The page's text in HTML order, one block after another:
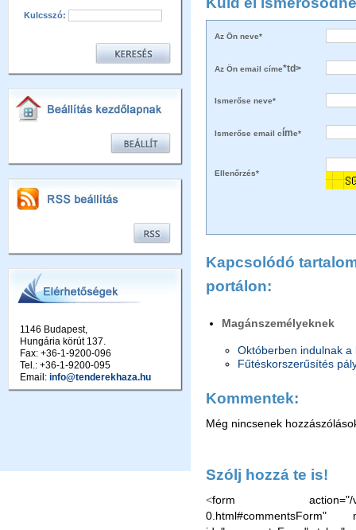
Kulcsszó:
1146 Budapest,
Hungária körút 137.
Fax: +36-1-9200-096
Tel.: +36-1-9200-095
Email: info@tenderekhaza.hu
Az Ön neve*
Az Ön email címe*td>
Ismerőse neve*
Ismerőse email címe*
Ellenőrzés*
Kapcsolódó
portálon:
Magánszemélyeknek
Októberben indulnak
Fűtéskorszerűsítés
Kommentek:
Még nincsenek
Szólj hozzá te is!
<form action="/
0.html#commentsForm"